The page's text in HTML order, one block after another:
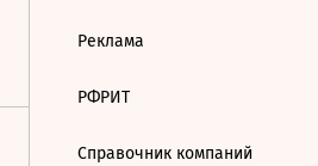
Реклама
РФРИТ
Справочник компаний